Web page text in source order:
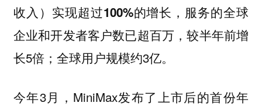
收入）实现超过100%的增长 ，服务的全球
企业和开发者客户数已超百万，较半年前增
长5倍；全球用户规模约3亿。
今年3月，MiniMax发布了上市后的首份年